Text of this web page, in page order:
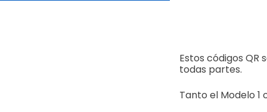
Estos códigos
todas partes.
Tanto el Modelo 1